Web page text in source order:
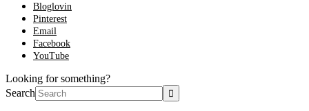
Bloglovin
Pinterest
Email
Facebook
YouTube
Looking for something?
Search